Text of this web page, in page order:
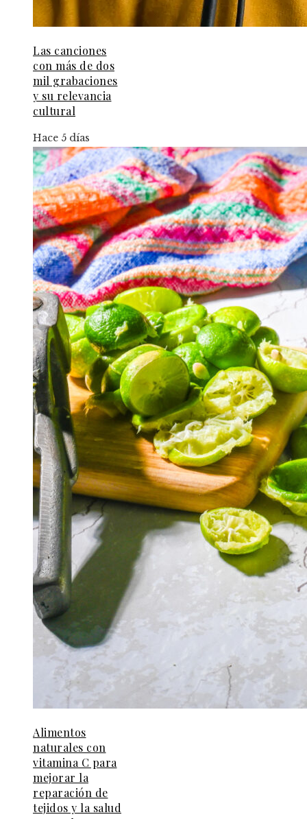
Las canciones
con más de dos
mil grabaciones
y su relevancia
cultural
Hace 5 días
Alimentos
naturales con
vitamina C para
mejorar la
reparación de
tejidos y la salud